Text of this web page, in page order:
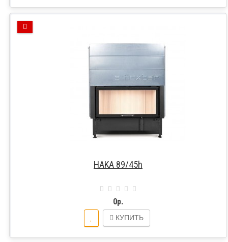
HAKA 89/45h
0р.
КУПИТЬ